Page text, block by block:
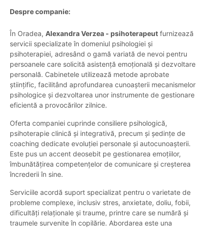
Despre companie:
În Oradea, Alexandra Verzea - psihoterapeut furnizează
servicii specializate în domeniul psihologiei și
psihoterapiei, adresând o gamă variată de nevoi pentru
persoanele care solicită asistență emoțională și dezvoltare
personală. Cabinetele utilizează metode aprobate
științific, facilitând aprofundarea cunoașterii mecanismelor
psihologice și dezvoltarea unor instrumente de gestionare
eficientă a provocărilor zilnice.
Oferta companiei cuprinde consiliere psihologică,
psihoterapie clinică și integrativă, precum și ședințe de
coaching dedicate evoluției personale și autocunoașterii.
Este pus un accent deosebit pe gestionarea emoțiilor,
îmbunătățirea competențelor de comunicare și creșterea
încrederii în sine.
Serviciile acordă suport specializat pentru o varietate de
probleme complexe, inclusiv stres, anxietate, doliu, fobii,
dificultăți relaționale și traume, printre care se numără și
traumele survenite în copilărie. Abordarea este una